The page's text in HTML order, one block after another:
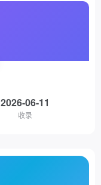
2026-06-11
收录